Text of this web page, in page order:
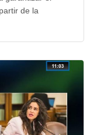
de la